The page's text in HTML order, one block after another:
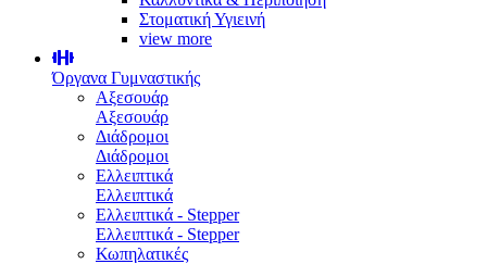
Στοματική Υγιεινή
view more
Όργανα Γυμναστικής
Αξεσουάρ
Αξεσουάρ
Διάδρομοι
Διάδρομοι
Ελλειπτικά
Ελλειπτικά
Ελλειπτικά - Stepper
Ελλειπτικά - Stepper
Κωπηλατικές